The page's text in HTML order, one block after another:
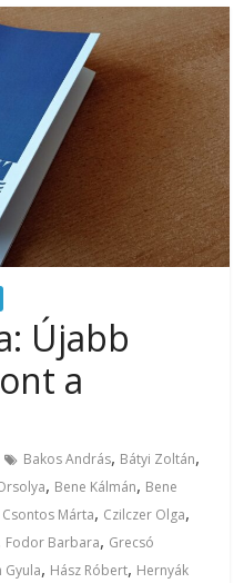
Újabb
a
Bakos András, Bátyi Zoltán,
, Bene Kálmán, Bene
Csontos Márta, Czilczer Olga,
Fodor Barbara, Grecsó
Gyula, Hász Róbert, Hernyák